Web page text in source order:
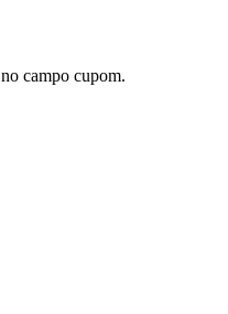
no campo cupom.